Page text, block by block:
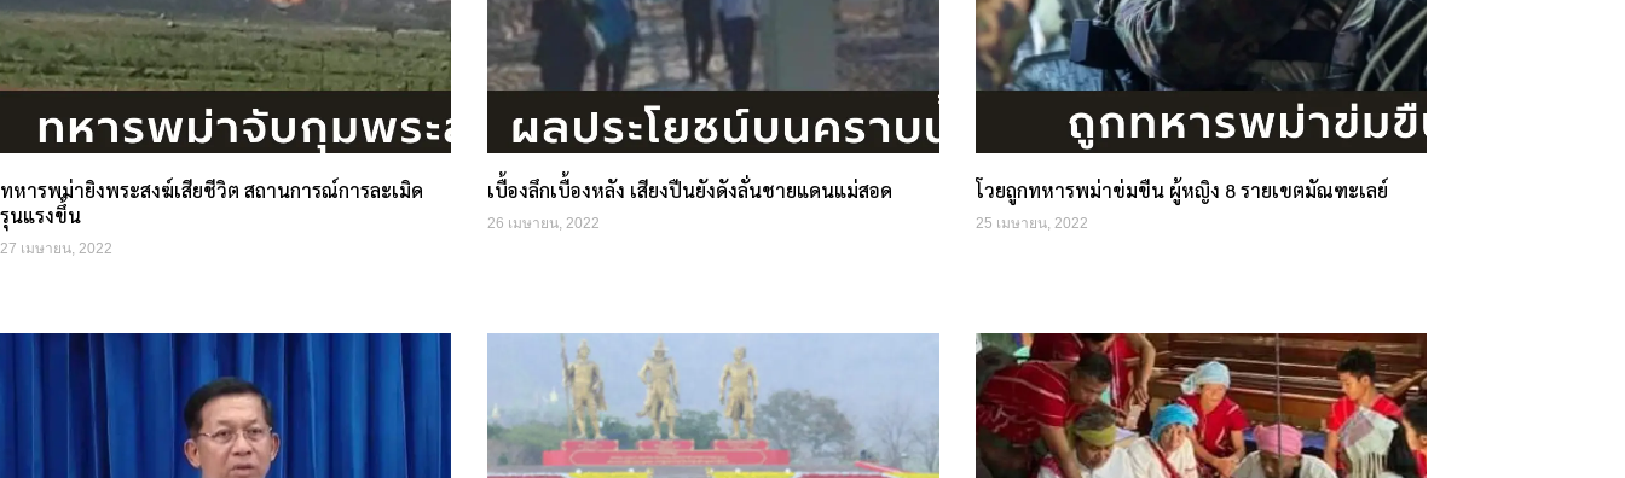
ทหารพม่ายิงพระสงฆ์เสียชีวิต สถานการณ์การละเมิด
รุนแรงขึ้น
27 เมษายน, 2022
เบื้องลึกเบื้องหลัง เสียงปืนยังดังลั่นชายแดนแม่สอด
26 เมษายน, 2022
โวยถูกทหารพม่าข่มขืน ผู้หญิง 8 รายเขตมัณฑะเลย์
25 เมษายน, 2022